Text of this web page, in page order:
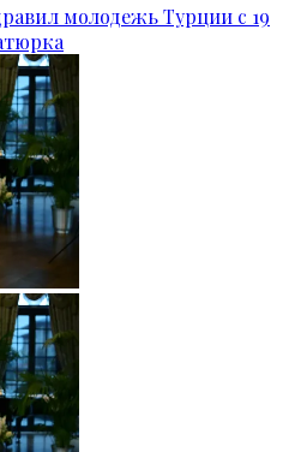
молодежь Турции с 19